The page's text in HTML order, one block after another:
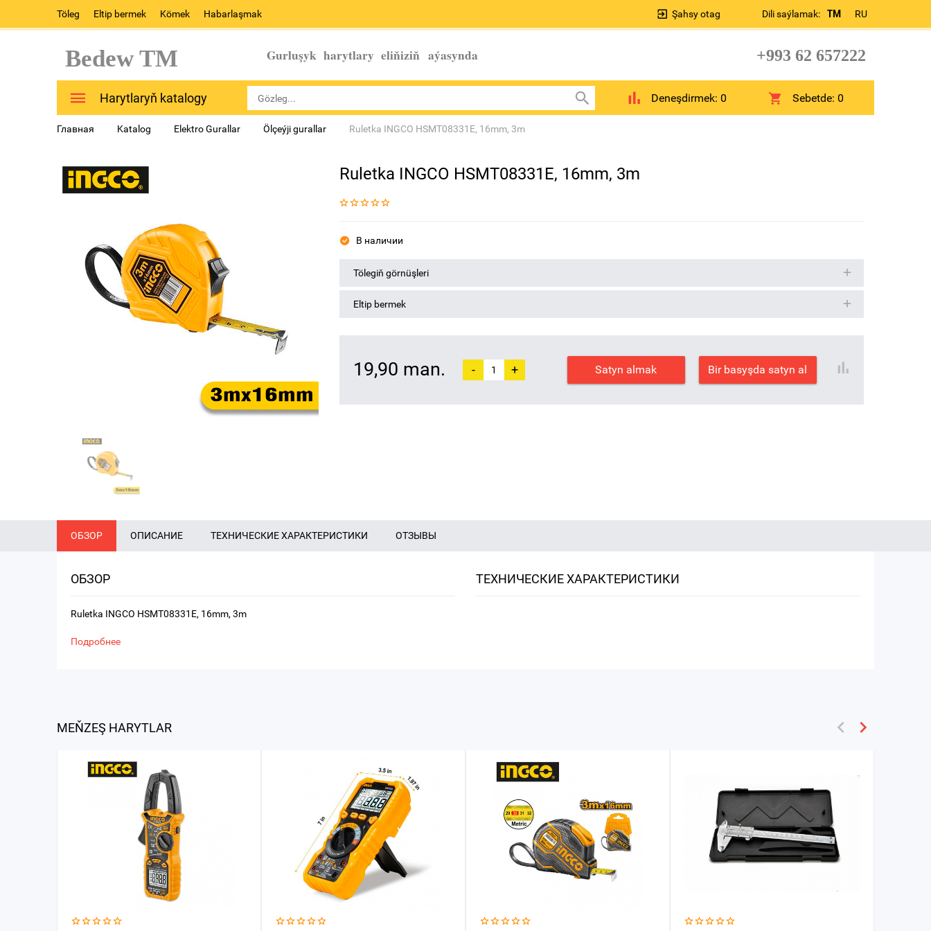
Töleg Eltip bermek Kömek Habarlaşmak Dili saýlamak: TM RU
Şahsy otag
Bedew TM Gurluşyk harytlary eliňiziň aýasynda +993 62 657222
Harytlaryň katalogy Deneşdirmek: 0 Sebetde:0
Главная Katalog Elektro Gurallar Ölçeýji gurallar Ruletka INGCO HSMT08331E, 16mm, 3m
Ruletka INGCO HSMT08331E, 16mm, 3m
В наличии
Tölegiň görnüşleri
Eltip bermek
19,90 man. - + Satyn almak Bir basyşda satyn al
ОБЗОР ОПИСАНИЕ ТЕХНИЧЕСКИЕ ХАРАКТЕРИСТИКИ ОТЗЫВЫ
ОБЗОР
Ruletka INGCO HSMT08331E, 16mm, 3m
Подробнее
ТЕХНИЧЕСКИЕ ХАРАКТЕРИСТИКИ
MEŇZEŞ HARYTLAR